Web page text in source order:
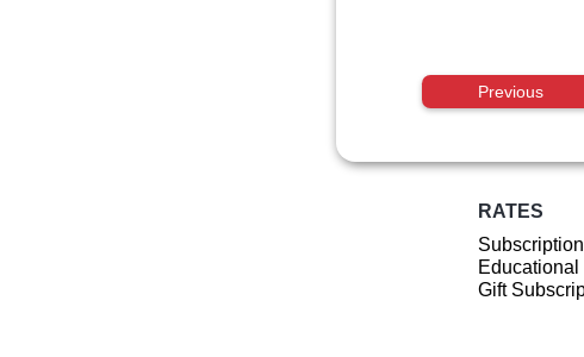
Previous
RATES
Educational
Gift